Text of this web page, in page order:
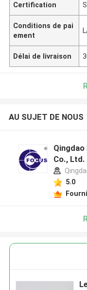
Nous
Certification
Conditions de pai
ement
Délai de livraison
AU SUJET DE NOUS
Co.,
5.0